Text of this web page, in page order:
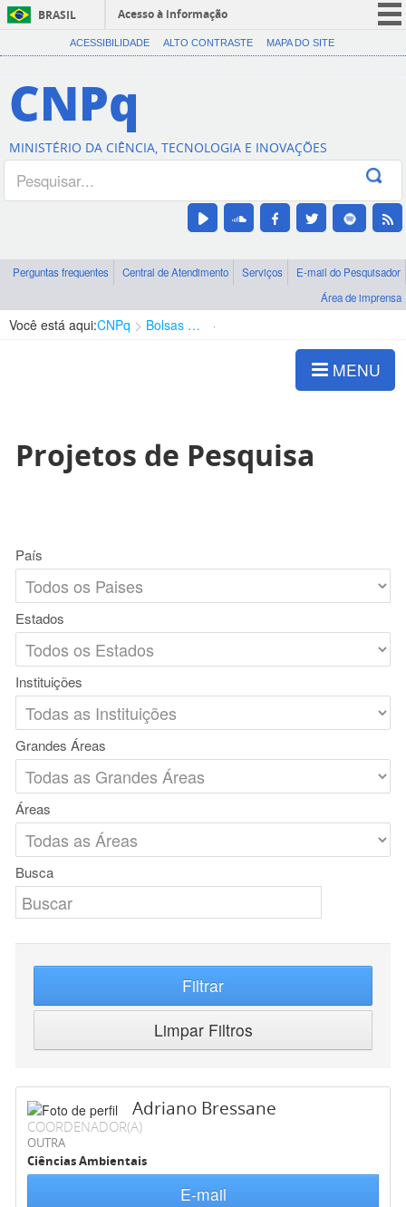
BRASIL
Acesso à informação
CORONAVÍRUS (COVID-19)
Canais
ACESSIBILIDADE ALTO CONTRASTE MAPA DO SITE
CNPq
MINISTÉRIO DA CIÊNCIA, TECNOLOGIA E INOVAÇÕES
Perguntas frequentes Central de Atendimento Serviços
E-mail do Pesquisador
Área de imprensa
Você está aqui:CNPq Bolsas e Auxílios Vigentes
MENU
Projetos de Pesquisa
País
Estados
Instituições
Grandes Áreas
Áreas
Busca
Filtrar
Limpar Filtros
Adriano Bressane
COORDENADOR(A)
OUTRA
Ciências Ambientais
E-mail